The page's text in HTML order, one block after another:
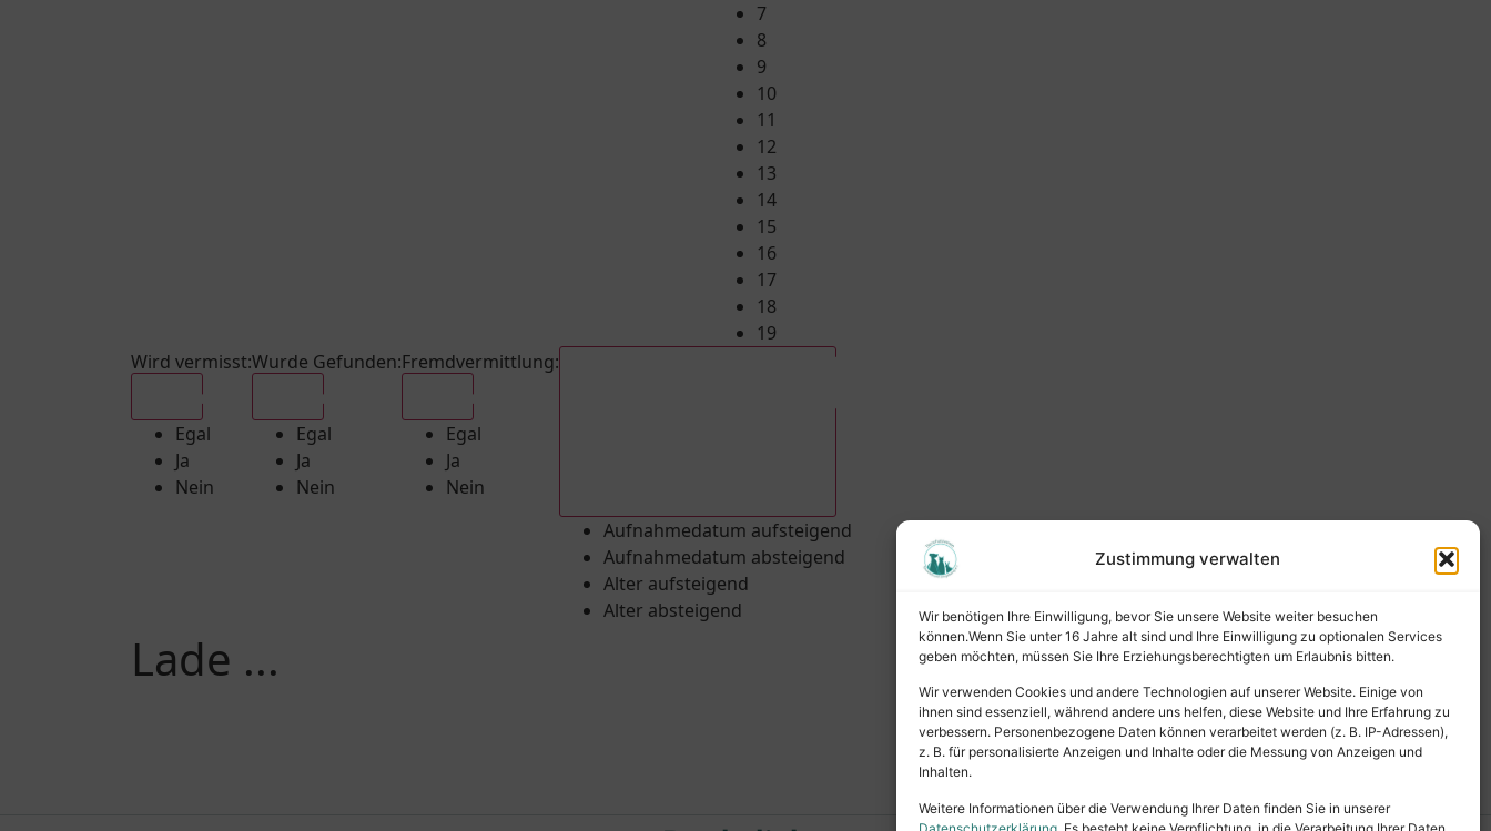
Zustimmung verwalten
Wir benötigen Ihre Einwilligung, bevor Sie unsere Website weiter besuchen
können.Wenn Sie unter 16 Jahre alt sind und Ihre Einwilligung zu optionalen Services
geben möchten, müssen Sie Ihre Erziehungsberechtigten um Erlaubnis bitten.
Wir verwenden Cookies und andere Technologien auf unserer Website. Einige von
ihnen sind essenziell, während andere uns helfen, diese Website und Ihre Erfahrung zu
verbessern. Personenbezogene Daten können verarbeitet werden (z. B. IP-Adressen),
z. B. für personalisierte Anzeigen und Inhalte oder die Messung von Anzeigen und
Inhalten.
Weitere Informationen über die Verwendung Ihrer Daten finden Sie in unserer
7
8
9
10
11
12
13
14
15
16
17
18
19
Wird vermisst:
Egal
Ja
Nein
Wurde Gefunden:
Egal
Ja
Nein
Fremdvermittlung:
Egal
Ja
Nein
Aufnahmedatum aufsteigend
Aufnahmedatum absteigend
Alter aufsteigend
Alter absteigend
Lade ...